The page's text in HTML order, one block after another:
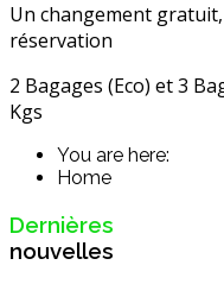
Un changement
réservation
2 Bagages (Eco) et 3
Kgs
You are here:
Home
Dernières
nouvelles